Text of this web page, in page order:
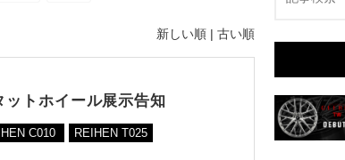
新しい順 | 古い順
ットホイール展示告知
C010
REIHEN T025